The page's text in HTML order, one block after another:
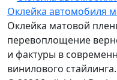
Оклейка автомобиля
Оклейка матовой
перевоплощение
и фактуры в
винилового стайлинга.